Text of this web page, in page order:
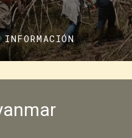
estos impactantes
INFORMACIÓN